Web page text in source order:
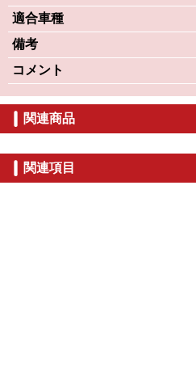
適合車種
備考
コメント
関連商品
関連項目